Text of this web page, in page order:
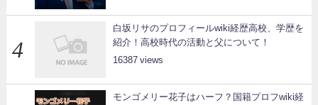
白坂リサのプロフィールwiki経歴高校、学歴を
紹介！高校時代の活動と父について！
16387
モンゴメリー花子はハーフ？国籍プロフwiki経